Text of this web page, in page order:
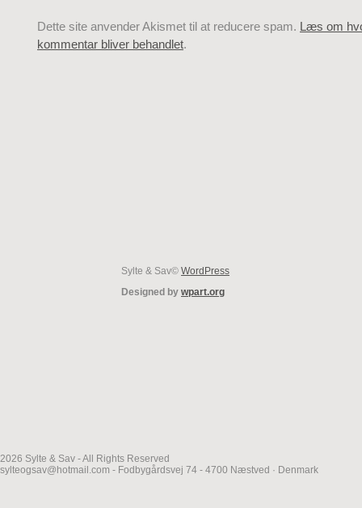
Dette site anvender Akismet til at reducere spam. Læs om
kommentar bliver behandlet.
Sylte & Sav© WordPress
Designed by wpart.org
2026 Sylte & Sav - All Rights Reserved
sylteogsav@hotmail.com - Fodbygårdsvej 74 - 4700 Næstved · Denmark